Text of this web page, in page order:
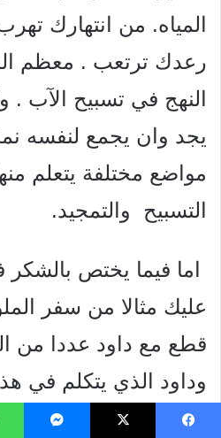
المياه. من انتهارك
رعدك ترتعب . معظم
النهج في تسبيح الآب .
يجد وان يجمع لنفسه
مواضع مختلفة يتعلم
التسبيح والتمجيد.
اما فيما يختص
عليك مثالا من سفر
قطع مع داود عددا من
وداود الذي يتكلم في
شعور بالدهشة من